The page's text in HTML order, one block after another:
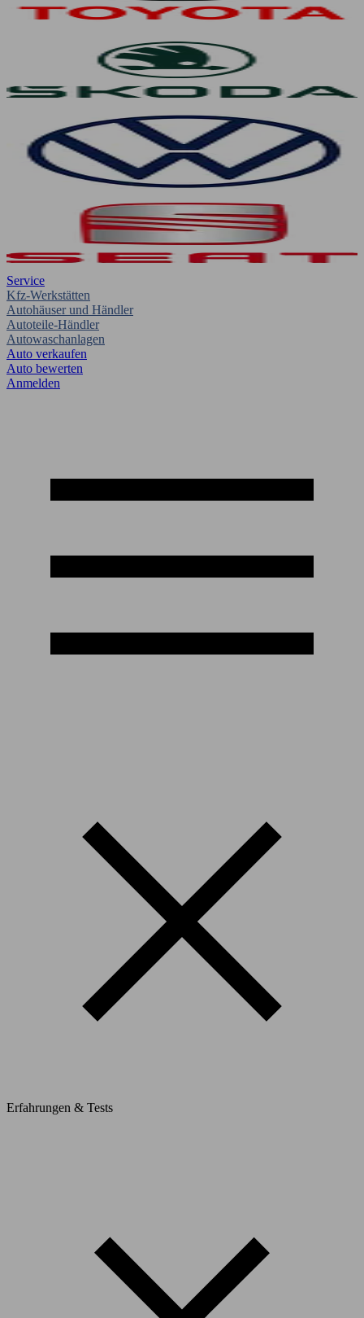
Service
Kfz-Werkstätten
Autohäuser und Händler
Autoteile-Händler
Autowaschanlagen
Auto verkaufen
Auto bewerten
Anmelden
Erfahrungen & Tests